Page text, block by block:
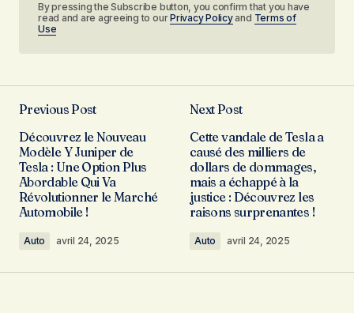
By pressing the Subscribe button, you confirm that you have
read and are agreeing to ourPrivacy Policyand Terms of
Use
Previous Post
Découvrez le Nouveau
Modèle Y Juniper de
Tesla : Une Option Plus
Abordable Qui Va
Révolutionner le Marché
Automobile !
Auto avril 24, 2025
Next Post
Cette vandale de Tesla a
causé des milliers de
dollars de dommages,
mais a échappé à la
justice : Découvrez les
raisons surprenantes !
Auto avril 24, 2025